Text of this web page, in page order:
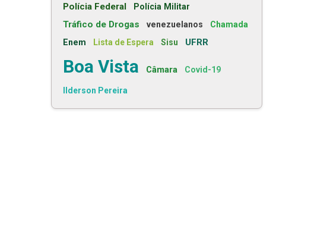
Polícia Federal
Polícia Militar
Tráfico de Drogas venezuelanos
Chamada
Enem
Lista de Espera Sisu UFRR
Boa Vista Câmara Covid-19
Ilderson Pereira